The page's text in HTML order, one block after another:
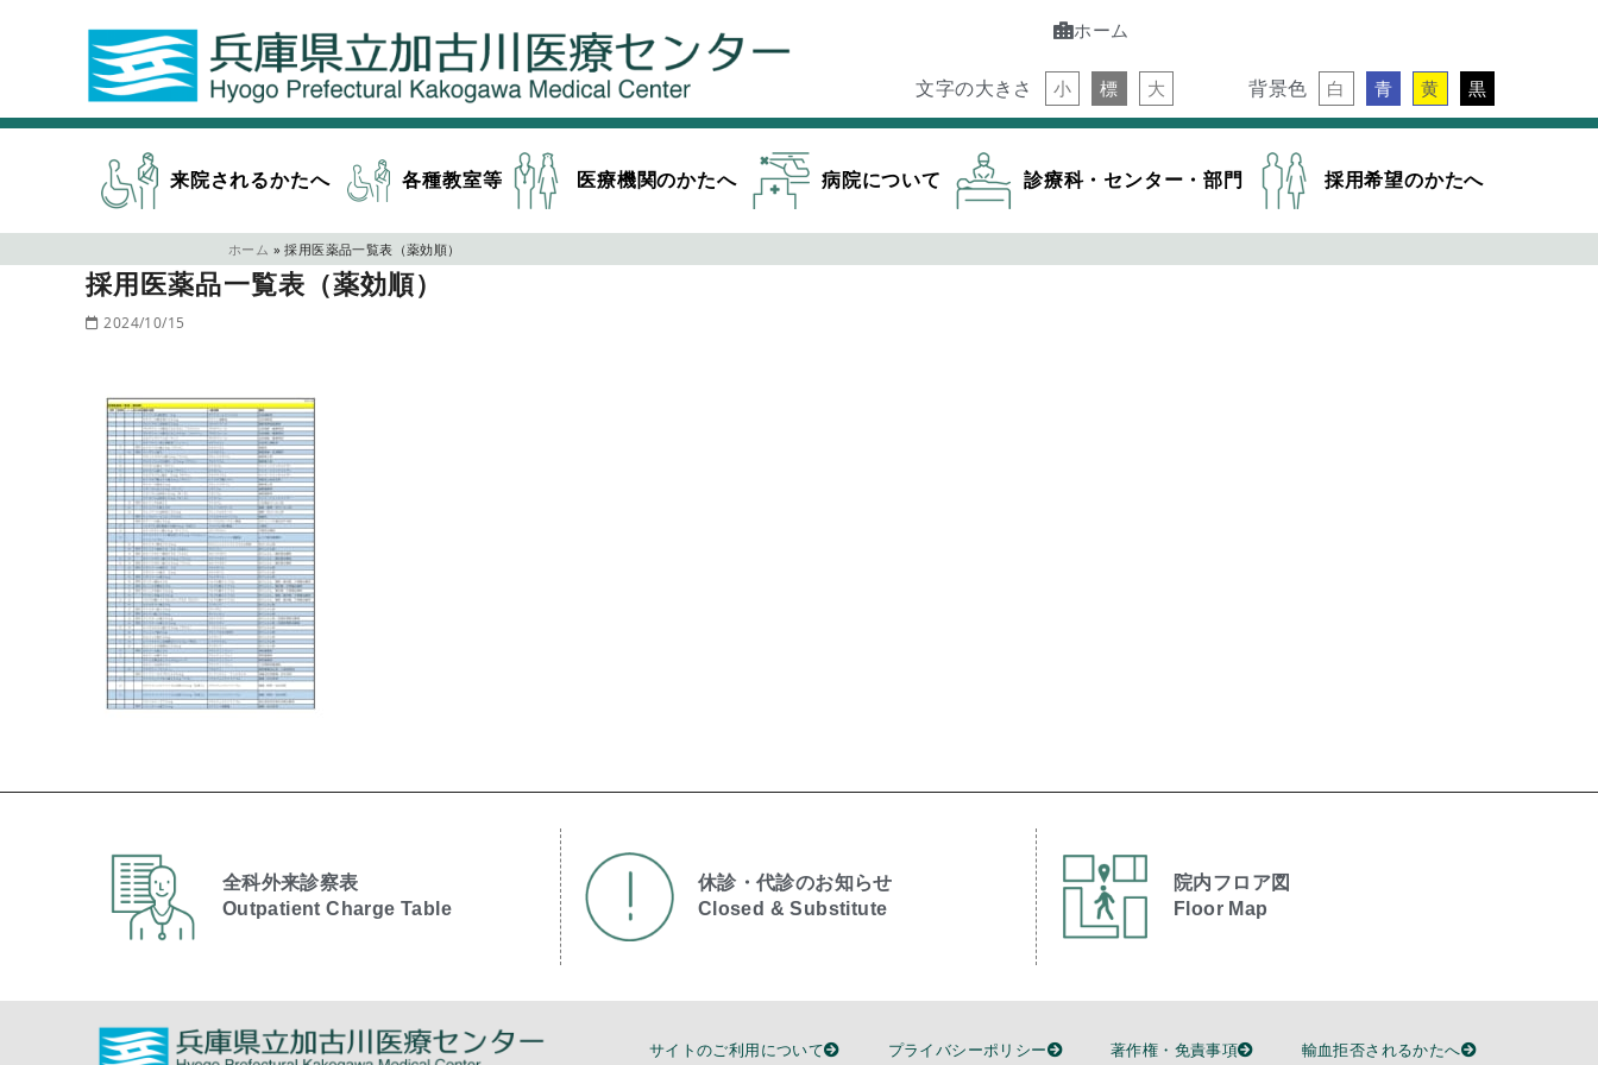
ホーム
文字の大きさ 小 標 大 背景色 白 青 黄 黒
来院されるかたへ 各種教室等 医療機関のかたへ 病院について 診療科・センター・部門 採用希望のかたへ
ホーム » 採用医薬品一覧表（薬効順）
採用医薬品一覧表（薬効順）
2024/10/15
全科外来診察表
Outpatient Charge Table​
休診・代診のお知らせ
Closed & Substitute​
院内フロア図
Floor Map
サイトのご利用について プライバシーポリシー 著作権・免責事項 輸血拒否されるかたへ